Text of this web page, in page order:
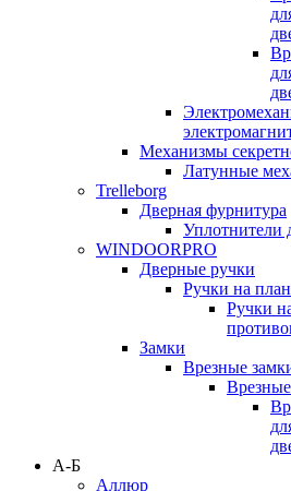
Механизмы
Латунные
Trelleborg
Дверная фурнитура
Уплотнители
WINDOORPRO
Дверные ручки
Ручки на
Ручки
Замки
Врезные
А-Б
Аллюр